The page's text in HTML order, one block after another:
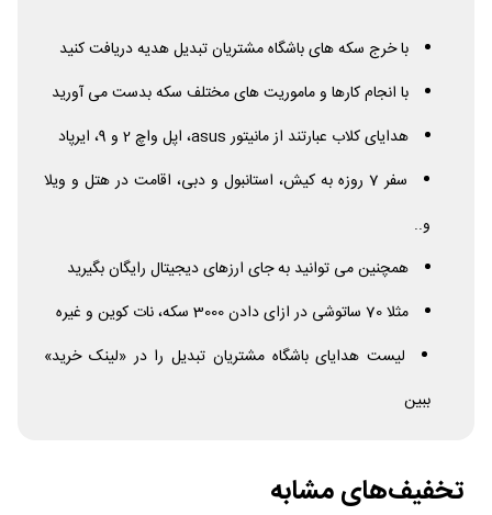
با خرج سکه های باشگاه مشتریان تبدیل هدیه دریافت کنید
با انجام کارها و ماموریت های مختلف سکه بدست می آورید
هدایای کلاب عبارتند از مانیتور asus، اپل واچ 2 و 9، ایرپاد
سفر 7 روزه به کیش، استانبول و دبی، اقامت در هتل و ویلا
و..
همچنین می توانید به جای ارزهای دیجیتال رایگان بگیرید
مثلا 70 ساتوشی در ازای دادن 3000 سکه، نات کوین و غیره
لیست هدایای باشگاه مشتریان تبدیل را در «لینک خرید»
ببین
تخفیف‌های مشابه